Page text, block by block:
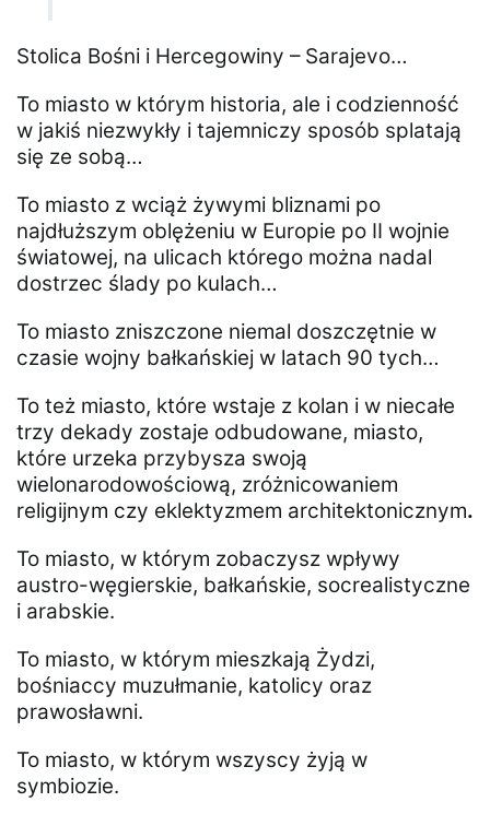
Stolica Bośni i Hercegowiny – Sarajevo…
To miasto w którym historia, ale i codzienność
w jakiś niezwykły i tajemniczy sposób splatają
się ze sobą…
To miasto z wciąż żywymi bliznami po
najdłuższym oblężeniu w Europie po II wojnie
światowej, na ulicach którego można nadal
dostrzec ślady po kulach…
To miasto zniszczone niemal doszczętnie w
czasie wojny bałkańskiej w latach 90 tych…
To też miasto, które wstaje z kolan i w niecałe
trzy dekady zostaje odbudowane, miasto,
które urzeka przybysza swoją
wielonarodowościową, zróżnicowaniem
religijnym czy eklektyzmem architektonicznym.
To miasto, w którym zobaczysz wpływy
austro-węgierskie, bałkańskie, socrealistyczne
i arabskie.
To miasto, w którym mieszkają Żydzi,
bośniaccy muzułmanie, katolicy oraz
prawosławni.
To miasto, w którym wszyscy żyją w
symbiozie.